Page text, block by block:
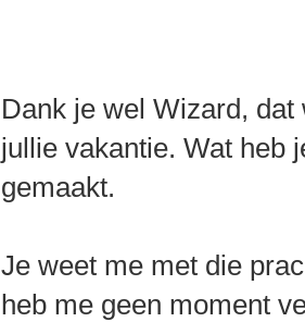
Dank je wel Wizard,
jullie vakantie. Wat heb
gemaakt.
Je weet me met die
heb me geen moment